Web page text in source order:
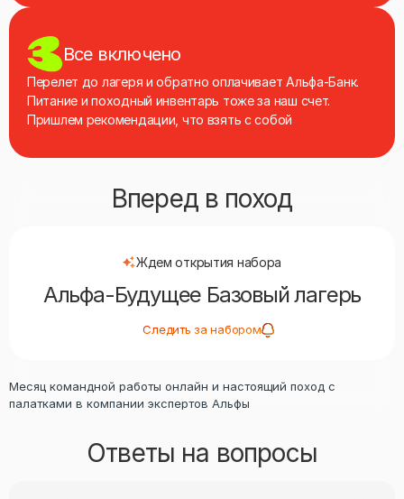
Все включено
Перелет до лагеря и обратно оплачивает Альфа‑Банк.
Питание и походный инвентарь тоже за наш счет.
Пришлем рекомендации, что взять с собой
Вперед в поход
Альфа-Будущее Базовый лагерь
Ждем открытия набора
Следить за набором
Месяц командной работы онлайн и настоящий поход с
палатками в компании экспертов Альфы
Ответы на вопросы